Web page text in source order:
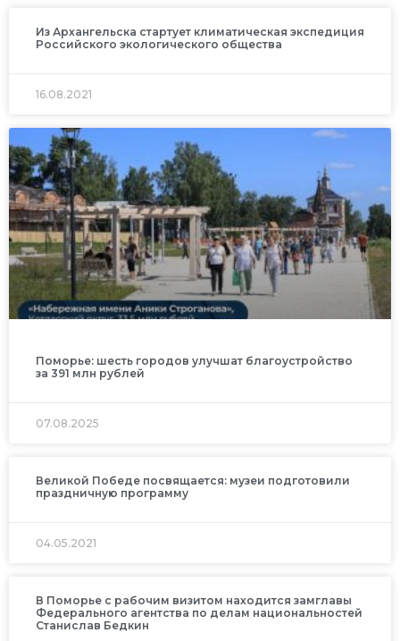
Из Архангельска стартует климатическая экспедиция
Российского экологического общества
16.08.2021
Поморье: шесть городов улучшат благоустройство
за 391 млн рублей
07.08.2025
Великой Победе посвящается: музеи подготовили
праздничную программу
04.05.2021
В Поморье с рабочим визитом находится замглавы
Федерального агентства по делам национальностей
Станислав Бедкин